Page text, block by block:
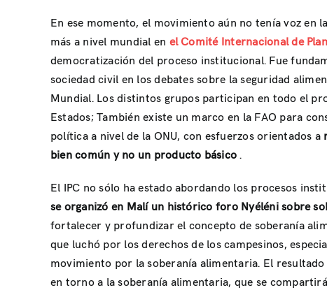
En ese momento, el movimiento aún no tenía voz en
más a nivel mundial en el Comité Internacional de
democratización del proceso institucional. Fue
sociedad civil en los debates sobre la seguridad
Mundial. Los distintos grupos participan en todo el
Estados; También existe un marco en la FAO para
política a nivel de la ONU, con esfuerzos orientados a
bien común y no un producto básico.
El IPC no sólo ha estado abordando los procesos
se organizó en Malí un histórico foro Nyéléni sobre
fortalecer y profundizar el concepto de soberanía
que luchó por los derechos de los campesinos,
movimiento por la soberanía alimentaria. El
en torno a la soberanía alimentaria, que se